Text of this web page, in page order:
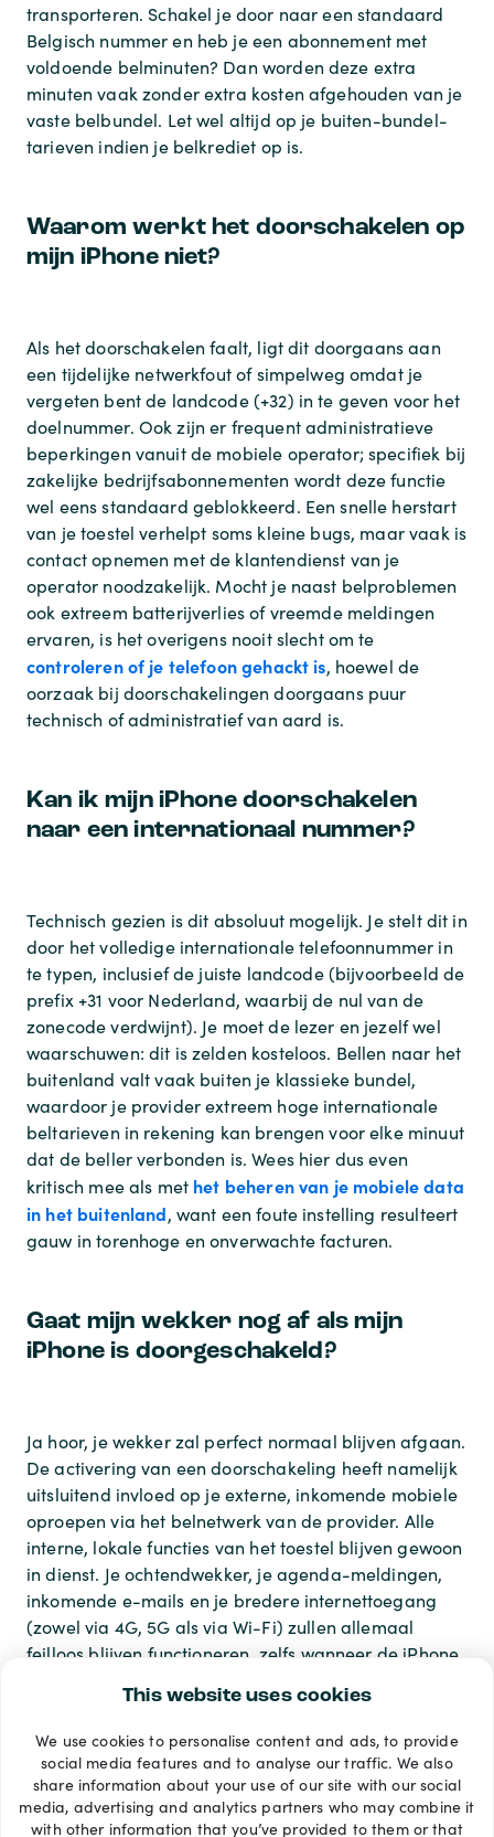
This website uses cookies
We use cookies to personalise content and ads, to provide
social media features and to analyse our traffic. We also
share information about your use of our site with our social
media, advertising and analytics partners who may combine it
with other information that you’ve provided to them or that
transporteren. Schakel je door naar een standaard
Belgisch nummer en heb je een abonnement met
voldoende belminuten? Dan worden deze extra
minuten vaak zonder extra kosten afgehouden van je
vaste belbundel. Let wel altijd op je buiten-bundel-
tarieven indien je belkrediet op is.
Waarom werkt het doorschakelen op
mijn iPhone niet?
Als het doorschakelen faalt, ligt dit doorgaans aan
een tijdelijke netwerkfout of simpelweg omdat je
vergeten bent de landcode (+32) in te geven voor het
doelnummer. Ook zijn er frequent administratieve
beperkingen vanuit de mobiele operator; specifiek bij
zakelijke bedrijfsabonnementen wordt deze functie
wel eens standaard geblokkeerd. Een snelle herstart
van je toestel verhelpt soms kleine bugs, maar vaak is
contact opnemen met de klantendienst van je
operator noodzakelijk. Mocht je naast belproblemen
ook extreem batterijverlies of vreemde meldingen
ervaren, is het overigens nooit slecht om te
controleren of je telefoon gehackt is, hoewel de
oorzaak bij doorschakelingen doorgaans puur
technisch of administratief van aard is.
Kan ik mijn iPhone doorschakelen
naar een internationaal nummer?
Technisch gezien is dit absoluut mogelijk. Je stelt dit in
door het volledige internationale telefoonnummer in
te typen, inclusief de juiste landcode (bijvoorbeeld de
prefix +31 voor Nederland, waarbij de nul van de
zonecode verdwijnt). Je moet de lezer en jezelf wel
waarschuwen: dit is zelden kosteloos. Bellen naar het
buitenland valt vaak buiten je klassieke bundel,
waardoor je provider extreem hoge internationale
beltarieven in rekening kan brengen voor elke minuut
dat de beller verbonden is. Wees hier dus even
kritisch mee als met het beheren van je mobiele data
in het buitenland, want een foute instelling resulteert
gauw in torenhoge en onverwachte facturen.
Gaat mijn wekker nog af als mijn
iPhone is doorgeschakeld?
Ja hoor, je wekker zal perfect normaal blijven afgaan.
De activering van een doorschakeling heeft namelijk
uitsluitend invloed op je externe, inkomende mobiele
oproepen via het belnetwerk van de provider. Alle
interne, lokale functies van het toestel blijven gewoon
in dienst. Je ochtendwekker, je agenda-meldingen,
inkomende e-mails en je bredere internettoegang
(zowel via 4G, 5G als via Wi-Fi) zullen allemaal
feilloos blijven functioneren, zelfs wanneer de iPhone
Betaalmethoden